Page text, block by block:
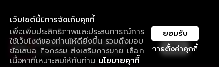
เว็บไซต์นี้มีการจัดเก็บคุกกี้
เพื่อเพิ่มประสิทธิภาพและประสบการณ์การ
ใช้เว็บไซต์ของท่านให้ดียิ่งขึ้น รวมถึงมอบ
ข้อเสนอ กิจกรรม ส่งเสริมการขาย เลือก
เนื้อหาที่เหมาะสมให้กับท่าน นโยบายคุกกี้
การตั้งค่าคุกกี้
ยอมรับ
ใช้งานแอป ลื่นไหลกว่า ไม่มีสะดุด
ดาวน์โหลดแอปเพื่อการรับชมที่ดีกว่า เปิด